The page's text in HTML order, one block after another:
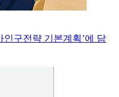
인구전략 기본계획’에 담